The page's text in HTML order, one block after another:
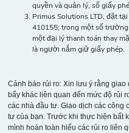
quyền và quản lý, số giấy
Primus Solutions LTD, đặt
410155; trong một số
một đại lý thanh toán thay
là người nắm giữ giấy phép.
Cảnh báo rủi ro: Xin lưu ý rằng
bẩy khác liên quan đến mức độ rủi
các nhà đầu tư. Giao dịch các công
tư của bạn. Trước khi thực hiện bất
mình hoàn toàn hiểu các rủi ro liên